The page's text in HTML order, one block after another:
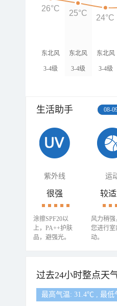
东北风
3-4级
东北风
3-4级
东北风
3-4级
26°C
25°C
24°C
生活助手 08-
紫外线 运
很强
涂擦SPF20以
上，PA++护肤
品，避强光。
较
风力稍
您进行室
动。
过去24小时整点天
最高气温: 31.4℃ , 最低